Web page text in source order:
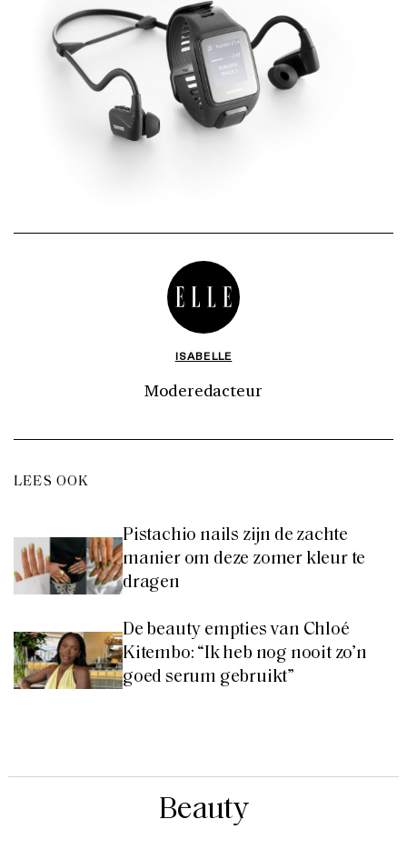
ISABELLE
Moderedacteur
LEES OOK
Pistachio nails zijn de zachte
manier om deze zomer kleur te
dragen
De beauty empties van Chloé
Kitembo: “Ik heb nog nooit zo’n
goed serum gebruikt”
Beauty